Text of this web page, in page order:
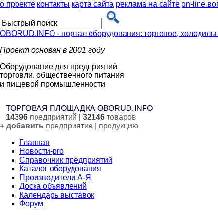
о проекте контакты карта сайта реклама на сайте on-line
OBORUD.INFO - портал оборудования: торговое,
Проект основан в 2001 году
Оборудование для предприятий
торговли, общественного питания
и пищевой промышленности
ТОРГОВАЯ ПЛОЩАДКА OBORUD.INFO
14396 предприятий 32146 товаров
+ добавить предприятие
продукцию
Главная
Новости-pro
Cправочник предприятий
Каталог оборудования
Производители А-Я
Доска объявлений
Календарь выставок
Форум